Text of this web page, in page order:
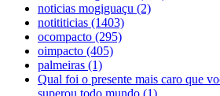
noticias mogiguaçu (2)
notititicias (1403)
ocompacto (295)
oimpacto (405)
palmeiras (1)
Qual foi o presente mais caro que
superou todo mundo (1)